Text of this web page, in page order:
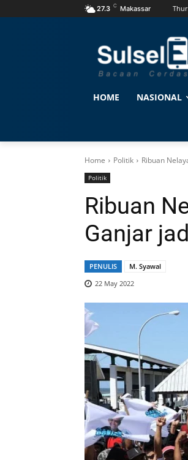
27.3 C Makassar
HOME NASIONAL
Home Politik Ribuan
Politik
Ribuan
Ganjar
PENULIS
M. Syawal
22 May 2022